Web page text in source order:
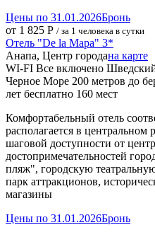
Цены по 31.01.2026Бронь
от 1 825 Р / за 1 человека в сутки
Отель "De la Mapa" 3*
Анапа, Центр городана карте
WI-FI Все включено
Черное Море 200 метров до
лет бесплатно 160 мест
Комфортабельный отель
располагается в центральном
шаговой доступности от
достопримечательностей
пляж", городскую
парк аттракционов,
магазины
Цены по 31.01.2026Бронь